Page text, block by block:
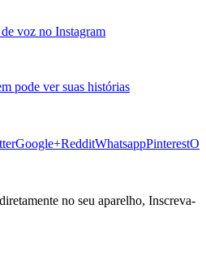
nova
voz no Instagram
pode ver suas histórias
Google+RedditWhatsappPinterestO
no seu aparelho, Inscreva-